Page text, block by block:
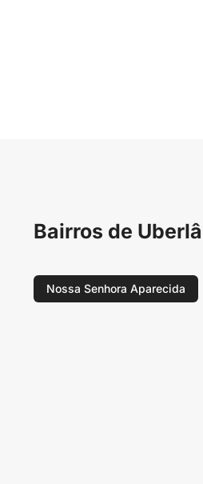
Bairros de
Nossa Senhora Aparecida